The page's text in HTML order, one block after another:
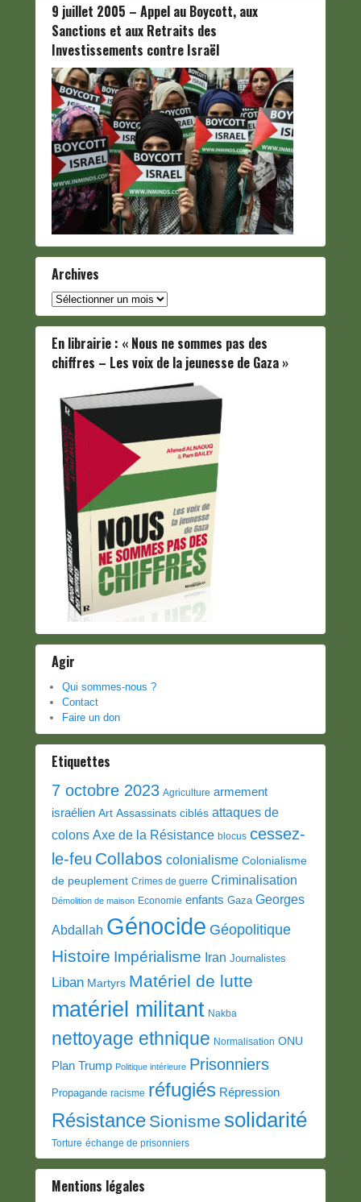
9 juillet 2005 – Appel au Boycott, aux
Sanctions et aux Retraits des
Investissements contre Israël
Archives
Archives
En librairie : « Nous ne sommes pas des
chiffres – Les voix de la jeunesse de Gaza »
Agir
Qui sommes-nous ?
Contact
Faire un don
Etiquettes
7 octobre 2023 Agriculture armement
israélien Art Assassinats ciblés attaques de
colons Axe de la Résistance blocus cessez-
le-feu Collabos colonialisme Colonialisme
de peuplement Crimes de guerre Criminalisation
Démolition de maison Economie enfants Gaza Georges
Abdallah Génocide Géopolitique
Histoire Impérialisme Iran Journalistes
Liban Martyrs Matériel de lutte
matériel militant Nakba
nettoyage ethnique Normalisation ONU
Plan Trump Politique intérieure Prisonniers
Propagande racisme réfugiés Répression
Résistance Sionisme solidarité
Torture échange de prisonniers
Mentions légales